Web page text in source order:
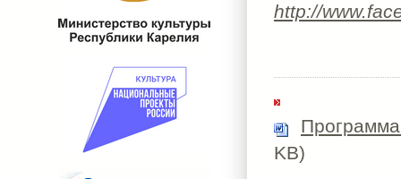
http://
KB)